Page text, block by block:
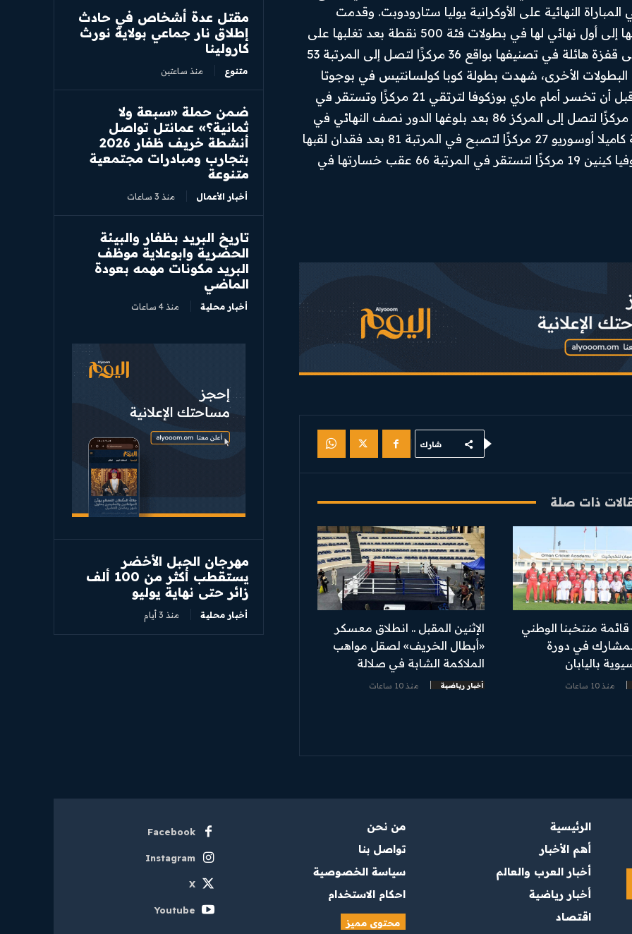
Instagram
X
Youtube
النهائية على الأوكرانية يوليا ستارودوبت. وقدمت
ستارودوبت واحدة من أكبر مفاجآت الموسم بوصولها إلى أول نهائي لها في بطولات فئة 500 نقطة بعد تغلبها على
الأمريكية ماديسون كيز في نصف النهائي مما أدى إلى قفزة هائلة في تصنيفها بواقع 36 مركزًا لتصل إلى المرتبة 53
الأخرى، شهدت بطولة كوبا كولسانتيس في بوجوتا
تألق المجرية بانا أودفاردي التي وصلت إلى النهائي قبل أن تخسر أمام ماري بوزكوفا لترتقي 21 مركزًا وتستقر في
المرتبة 71 كما صعدت الكولومبية إميليانا أرانجو 20 مركزًا لتصل إلى المركز 86 بعد بلوغها الدور نصف النهائي في
البطولة ذاتها.وفي المقابل تراجع تصنيف الكولومبية كاميلا أوسوريو 27 مركزًا لتصبح في المرتبة 81 بعد فقدان لقبها
وخروجها من الدور الثاني كما تراجعت الأمريكية صوفيا كينين 19 مركزًا لتستقر في المرتبة 66 عقب خسارتها في
شارك
ذات صلة
قائمة منتخبنا الوطني
في دورة
باليابان
منذ 10 ساعات
الإثنين المقبل .. انطلاق معسكر
«أبطال الخريف» لصقل مواهب
الملاكمة الشابة في صلالة
أخبار رياضية منذ 10 ساعات
مقتل عدة أشخاص في حادث
إطلاق نار جماعي بولاية نورث
كارولينا
متنوع منذ ساعتين
ضمن حملة «سبعة ولا
ثمانية؟» عمانتل تواصل
أنشطة خريف ظفار 2026
بتجارب ومبادرات مجتمعية
متنوعة
أخبار الأعمال منذ 3 ساعات
تاريخ البريد بظفار والبيئة
الحضرية وابوعلاية موظف
البريد مكونات مهمه بعودة
الماضي
أخبار محلية منذ 4 ساعات
مهرجان الجبل الأخضر
يستقطب أكثر من 100 ألف
زائر حتى نهاية يوليو
أخبار محلية منذ 3 أيام
الرئيسية
أهم الأخبار
أخبار العرب والعالم
أخبار رياضية
اقتصاد
من نحن
تواصل بنا
سياسة الخصوصية
احكام الاستخدام
محتوى مميز
Facebook
Instagram
X
Youtube